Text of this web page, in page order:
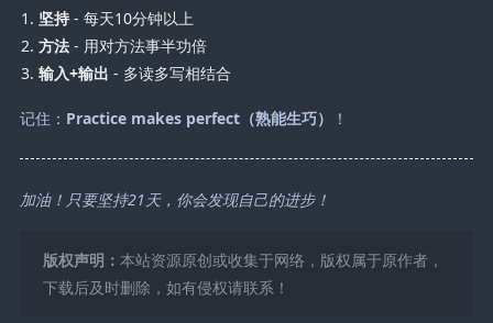
坚持- 每天10分钟以上
方法- 用对方法事半功倍
输入+输出 - 多读多写相结合
记住： Practice makes perfect（熟能生巧） ！
加油！只要坚持21天，你会发现自己的进步！
版权声明： 本站资源原创或收集于网络，版权属于原作者，
下载后及时删除，如有侵权请联系！